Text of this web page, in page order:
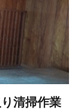
清掃作業